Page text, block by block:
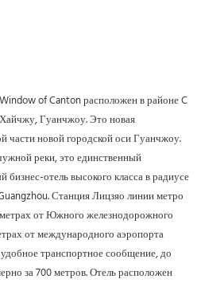
of Canton расположен в районе C
Гуанчжоу. Это новая
части новой городской оси Гуанчжоу.
реки, это единственный
отель высокого класса в радиусе
Станция Лицзяо линии метро
от Южного железнодорожного
от международного аэропорта
транспортное сообщение, до
за 700 метров. Отель расположен